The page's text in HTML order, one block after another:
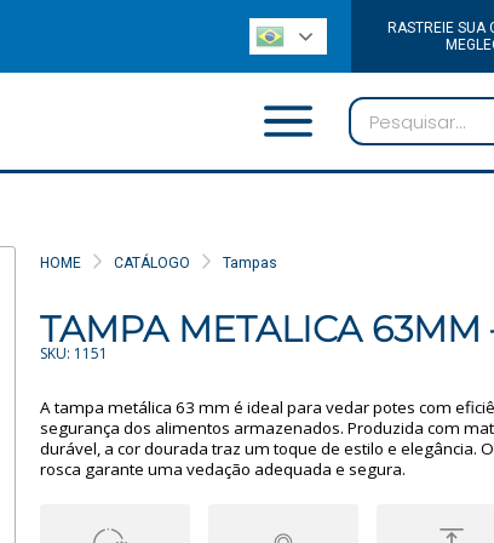
RASTREIE SUA
HOME CATÁLOGO Tampas
TAMPA METALICA
SKU: 1151
A tampa metálica 63 mm é ideal para vedar potes com
segurança dos alimentos armazenados. Produzida com
durável, a cor dourada traz um toque de estilo e elegância.
rosca garante uma vedação adequada e segura.